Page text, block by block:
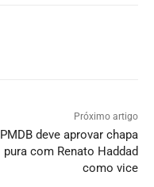
Próximo artigo
PMDB deve aprovar chapa
pura com Renato Haddad
como vice